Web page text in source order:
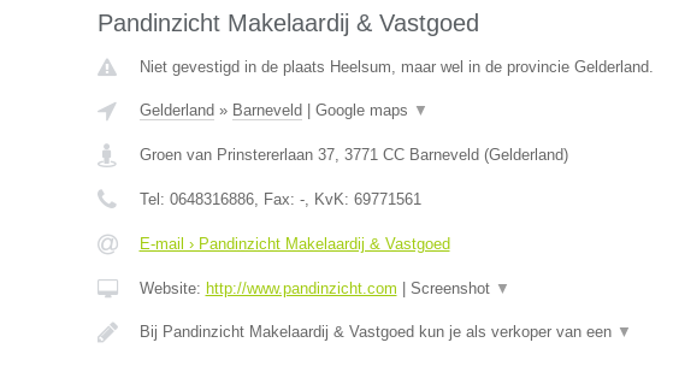
Pandinzicht Makelaardij & Vastgoed
Niet gevestigd in de plaats Heelsum, maar wel in de provincie Gelderland.
Gelderland » Barneveld Google maps ▼
Groen van Prinstererlaan 37, 3771 CC Barneveld (Gelderland)
Tel: 0648316886, Fax: -, KvK: 69771561
E-mail › Pandinzicht Makelaardij & Vastgoed
Website: http://www.pandinzicht.com Screenshot ▼
Bij Pandinzicht Makelaardij & Vastgoed kun je als verkoper van een ▼